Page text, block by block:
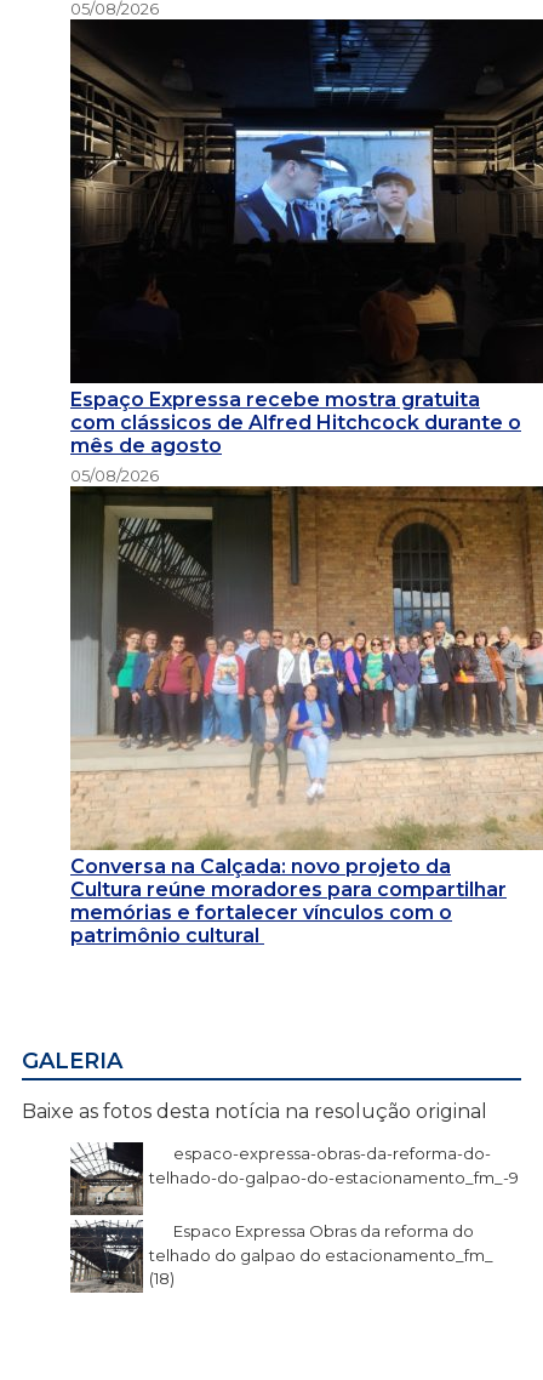
05/08/2026
Espaço Expressa recebe mostra gratuita
com clássicos de Alfred Hitchcock durante o
mês de agosto
05/08/2026
Conversa na Calçada: novo projeto da
Cultura reúne moradores para compartilhar
memórias e fortalecer vínculos com o
patrimônio cultural
GALERIA
Baixe as fotos desta notícia na resolução original
espaco-expressa-obras-da-reforma-do-
telhado-do-galpao-do-estacionamento_fm_-9
Espaco Expressa Obras da reforma do
telhado do galpao do estacionamento_fm_
(18)